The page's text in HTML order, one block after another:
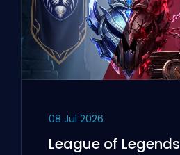
08 Jul 2026
League of Legends